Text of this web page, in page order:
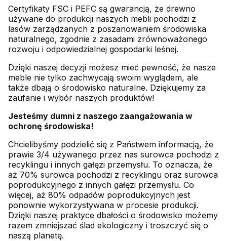
Certyfikaty FSC i PEFC są gwarancją, że drewno
używane do produkcji naszych mebli pochodzi z
lasów zarządzanych z poszanowaniem środowiska
naturalnego, zgodnie z zasadami zrównoważonego
rozwoju i odpowiedzialnej gospodarki leśnej.
Dzięki naszej decyzji możesz mieć pewność, że nasze
meble nie tylko zachwycają swoim wyglądem, ale
także dbają o środowisko naturalne. Dziękujemy za
zaufanie i wybór naszych produktów!
Jesteśmy dumni z naszego zaangażowania w
ochronę środowiska!
Chcielibyśmy podzielić się z Państwem informacją, że
prawie 3/4 używanego przez nas surowca pochodzi z
recyklingu i innych gałęzi przemysłu. To oznacza, że
aż 70% surowca pochodzi z recyklingu oraz surowca
poprodukcyjnego z innych gałęzi przemysłu. Co
więcej, aż 80% odpadów poprodukcyjnych jest
ponownie wykorzystywana w procesie produkcji.
Dzięki naszej praktyce dbałości o środowisko możemy
razem zmniejszać ślad ekologiczny i troszczyć się o
naszą planetę.